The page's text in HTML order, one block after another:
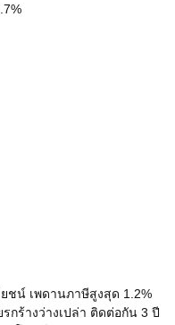
ชน์ เพดานภาษีสูงสุด 1.2%
กร้างว่างเปล่า ติดต่อกัน 3 ปี